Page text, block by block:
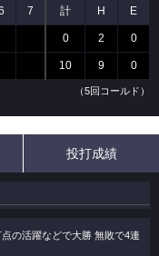
7 計 H E
0 2 0
10 9 0
（5回コールド）
投打成績
の活躍などで大勝 無敗で4連